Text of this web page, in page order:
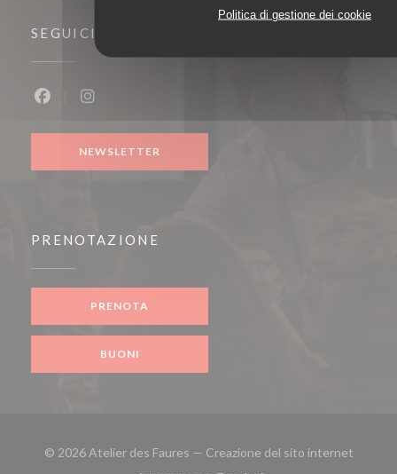
Politica di gestione dei cookie
SEGUICI
NEWSLETTER
PRENOTAZIONE
PRENOTA
BUONI
© 2026 Atelier des Faures — Creazione del sito internet